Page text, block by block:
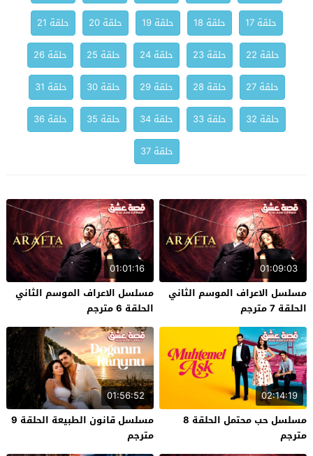
حلقة 17
حلقة 18 حلقة 19 حلقة 20
حلقة 21
حلقة 22
حلقة 23 حلقة 24 حلقة 25
حلقة 26
حلقة 27
حلقة 28 حلقة 29 حلقة 30
حلقة 31
حلقة 32
حلقة 33 حلقة 34 حلقة 35
حلقة 36
حلقة 37
01:09:03
مسلسل الاعراف الموسم الثاني
الحلقة 7 مترجم
01:01:16
مسلسل الاعراف الموسم الثاني
الحلقة 6 مترجم
02:14:19
مسلسل حب محتمل الحلقة 8
مترجم
01:56:52
مسلسل قانون الطبيعة الحلقة 9
مترجم